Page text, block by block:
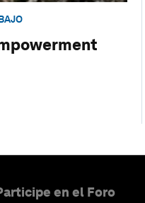
en el Foro